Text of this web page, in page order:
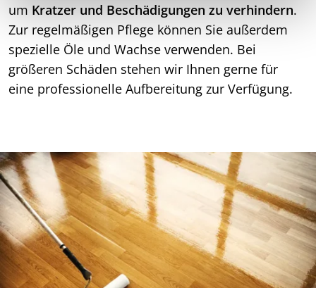
um Kratzer und Beschädigungen zu verhindern.
Zur regelmäßigen Pflege können Sie außerdem
spezielle Öle und Wachse verwenden. Bei
größeren Schäden stehen wir Ihnen gerne für
eine professionelle Aufbereitung zur Verfügung.